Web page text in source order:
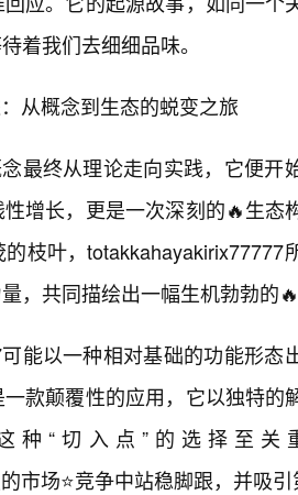
着我们去细细品味。
从概念到生态的蜕变之旅
最终从理论走向实践，它便开
增长，更是一次深刻的🔥生态
枝叶，totakkahayakirix77777
，共同描绘出一幅生机勃勃的🔥
能以一种相对基础的功能形态
款颠覆性的应用，它以独特的
种“切入点”的选择至关
市场⭐竞争中站稳脚跟，并吸引